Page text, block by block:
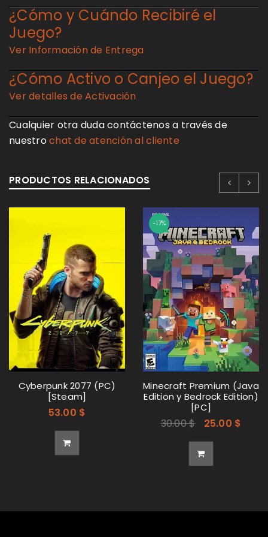
ACCEDER
Nombre de usuario o correo electrónico*
Contraseña*
Recuérdame
ACCEDER
¿OLVIDASTE LA CONTRASEÑA?
REGISTRARSE
Dirección de correo electrónico*
Contraseña
¿Cómo y Cuándo Recibiré el
Juego?
Ver Información de Entrega
¿Cómo Activo o Canjeo el Juego?
Ver detalles de Activación
Cualquier otra duda contáctenos a través de
nuestrochat de atención al cliente
PRODUCTOS RELACIONADOS
Cyberpunk 2077 (PC)
[Steam]
53.00 $
-17%
Minecraft Premium (Java
Edition y Bedrock Edition)
[PC]
30.00$ 25.00 $